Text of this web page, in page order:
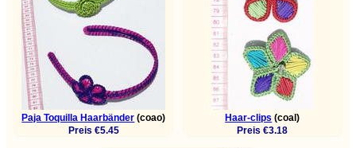
Paja Toquilla Haarbänder (coao)
Preis €5.45
Haar-clips (coal)
Preis €3.18